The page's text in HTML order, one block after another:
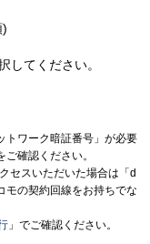
)
してください。
トワーク暗証番号」が必要
ご確認ください。
セスいただいた場合は「d
モの契約回線をお持ちでな
」でご確認ください。